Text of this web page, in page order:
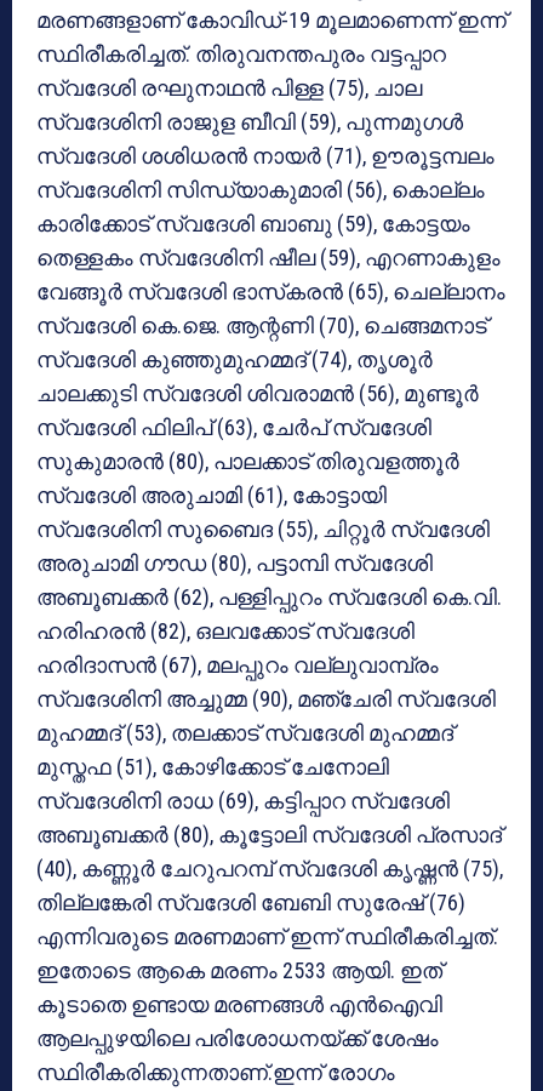
മരണങ്ങളാണ് കോവിഡ്-19 മൂലമാണെന്ന് ഇന്ന്
സ്ഥിരീകരിച്ചത്. തിരുവനന്തപുരം വട്ടപ്പാറ
സ്വദേശി രഘുനാഥന്‍ പിള്ള (75), ചാല
സ്വദേശിനി രാജുള ബീവി (59), പുന്നമുഗള്‍
സ്വദേശി ശശിധരന്‍ നായര്‍ (71), ഊരൂട്ടമ്പലം
സ്വദേശിനി സിന്ധ്യാകുമാരി (56), കൊല്ലം
കാരിക്കോട് സ്വദേശി ബാബു (59), കോട്ടയം
തെള്ളകം സ്വദേശിനി ഷീല (59), എറണാകുളം
വേങ്ങൂര്‍ സ്വദേശി ഭാസ്‌കരന്‍ (65), ചെല്ലാനം
സ്വദേശി കെ.ജെ. ആന്റണി (70), ചെങ്ങമനാട്
സ്വദേശി കുഞ്ഞുമുഹമ്മദ് (74), തൃശൂര്‍
ചാലക്കുടി സ്വദേശി ശിവരാമന്‍ (56), മുണ്ടൂര്‍
സ്വദേശി ഫിലിപ് (63), ചേര്‍പ് സ്വദേശി
സുകുമാരന്‍ (80), പാലക്കാട് തിരുവളത്തൂര്‍
സ്വദേശി അരുചാമി (61), കോട്ടായി
സ്വദേശിനി സുബൈദ (55), ചിറ്റൂര്‍ സ്വദേശി
അരുചാമി ഗൗഡ (80), പട്ടാമ്പി സ്വദേശി
അബൂബക്കര്‍ (62), പള്ളിപ്പുറം സ്വദേശി കെ.വി.
ഹരിഹരന്‍ (82), ഒലവക്കോട് സ്വദേശി
ഹരിദാസന്‍ (67), മലപ്പുറം വല്ലുവാമ്പ്രം
സ്വദേശിനി അച്ചുമ്മ (90), മഞ്ചേരി സ്വദേശി
മുഹമ്മദ് (53), തലക്കാട് സ്വദേശി മുഹമ്മദ്
മുസ്തഫ (51), കോഴിക്കോട് ചേനോലി
സ്വദേശിനി രാധ (69), കട്ടിപ്പാറ സ്വദേശി
അബൂബക്കര്‍ (80), കൂട്ടോലി സ്വദേശി പ്രസാദ്
(40), കണ്ണൂര്‍ ചേറുപറമ്പ് സ്വദേശി കൃഷ്ണന്‍ (75),
തില്ലങ്കേരി സ്വദേശി ബേബി സുരേഷ് (76)
എന്നിവരുടെ മരണമാണ് ഇന്ന് സ്ഥിരീകരിച്ചത്.
ഇതോടെ ആകെ മരണം 2533 ആയി. ഇത്
കൂടാതെ ഉണ്ടായ മരണങ്ങള്‍ എന്‍ഐവി
ആലപ്പുഴയിലെ പരിശോധനയ്ക്ക് ശേഷം
സ്ഥിരീകരിക്കുന്നതാണ്.ഇന്ന് രോഗം